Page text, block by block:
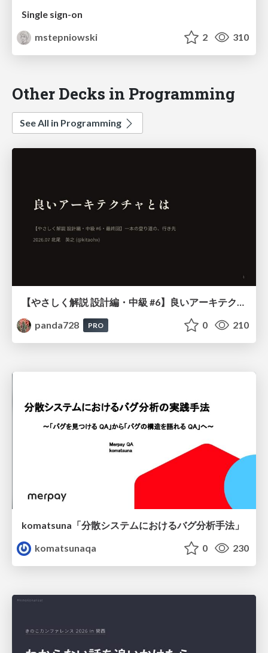
Single sign-on
mstepniowski
2 310
Other Decks in Programming
See All in Programming
panda728
PRO 0 210
komatsuna「分散システムにおけるバグ分析手法」
komatsunaqa
0 230